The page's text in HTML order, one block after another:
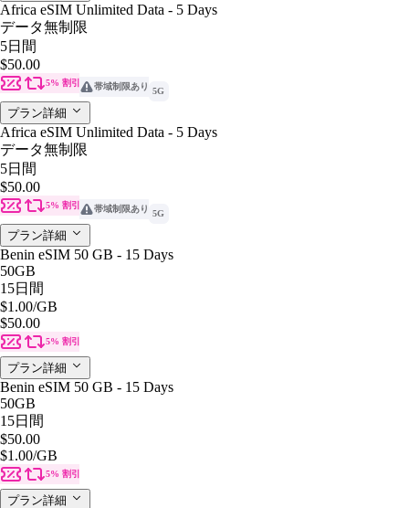
Africa eSIM Unlimited Data - 5 Days
データ無制限
5日間
$50.00
5% 割引 帯域制限あり 5G
プラン詳細
Africa eSIM Unlimited Data - 5 Days
データ無制限
5日間
$50.00
5% 割引 帯域制限あり 5G
プラン詳細
Benin eSIM 50 GB - 15 Days
50GB
15日間
$1.00/GB
$50.00
5% 割引
プラン詳細
Benin eSIM 50 GB - 15 Days
50GB
15日間
$50.00
$1.00/GB
5% 割引
プラン詳細